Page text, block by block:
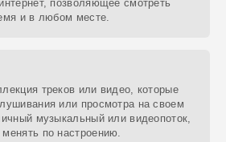
позволяющее смотреть
и в любом месте.
треков или видео, которые
или просмотра на своем
музыкальный или видеопоток,
по настроению.